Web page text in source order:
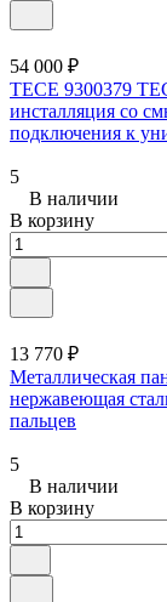
54 000 ₽
TECE 9300379
инсталляция со
подключения к
5
В наличии
В корзину
13 770 ₽
Металлическая
нержавеющая
пальцев
5
В наличии
В корзину